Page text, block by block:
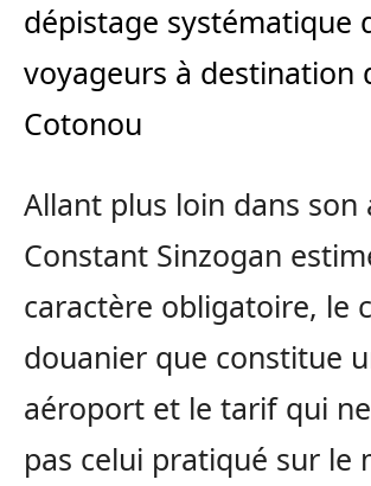
dépistage systématique
voyageurs à destination
Cotonou
Allant plus loin dans son
Constant Sinzogan
caractère obligatoire, le
douanier que constitue
aéroport et le tarif qui
pas celui pratiqué sur le